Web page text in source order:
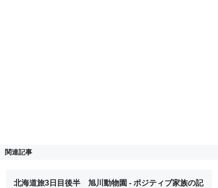
関連記事
北海道旅3日目後半 旭川動物園 - ポジティブ家族の記